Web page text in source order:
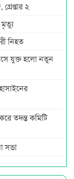
২
মৃত্যু
নিহত
যুক্ত হলো নতুন
তদন্ত কমিটি
সভা